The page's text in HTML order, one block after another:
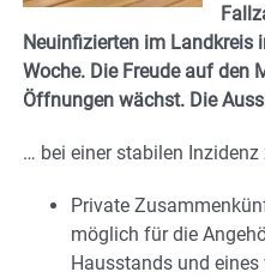
Neuinfizierten im Landkreis
Woche. Die Freude auf den
Öffnungen wächst. Die
… bei einer stabilen
Private
möglich für die
Hausstands und